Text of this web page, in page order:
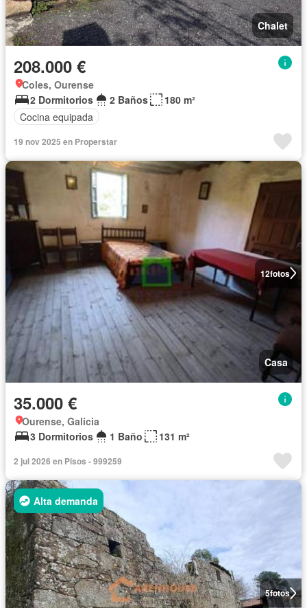
Chalet
208.000 €
Coles, Ourense
2 Dormitorios
2 Baños
180 m²
Cocina equipada
19 nov 2025 en Properstar
12fotos
Casa
35.000 €
Ourense, Galicia
3 Dormitorios
1 Baño 131 m²
2 jul 2026 en Pisos - 999259
5fotos
Alta demanda